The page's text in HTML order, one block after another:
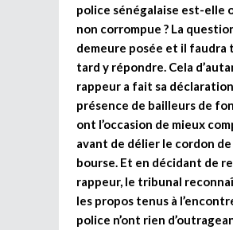
police sénégalaise est-elle
non corrompue ? La
demeure posée et il faudra
tard y répondre. Cela
rappeur a fait sa
présence de bailleurs de
ont l’occasion de mieux
avant de délier le cordon de
bourse. Et en décidant de
rappeur, le tribunal
les propos tenus à
police n’ont rien